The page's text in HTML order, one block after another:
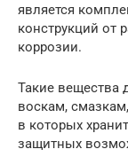
является
конструкций от
коррозии.
Такие
воскам,
в которых
защитных